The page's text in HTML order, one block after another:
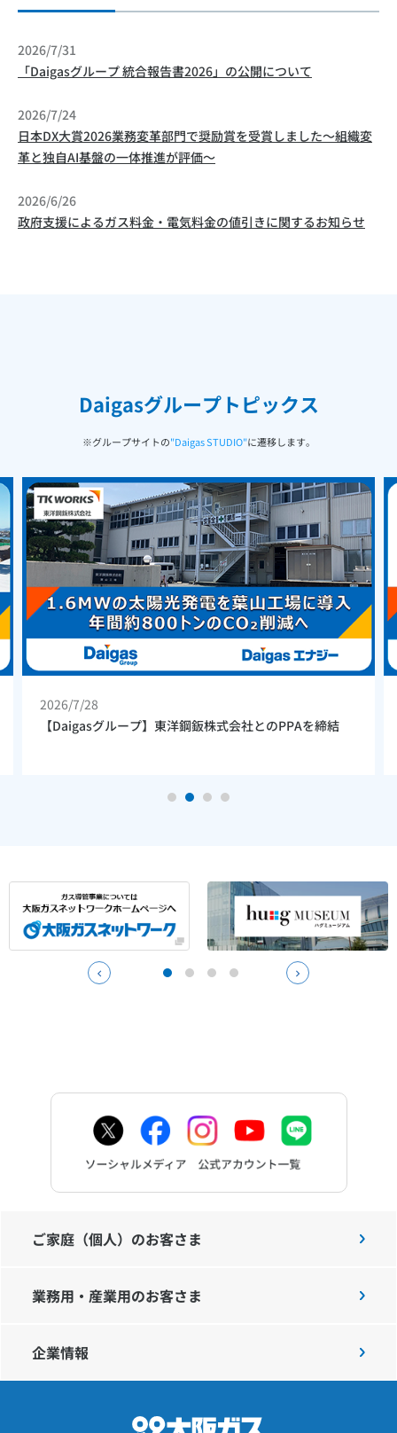
2026/7/31
「Daigasグループ 統合報告書2026」の公開について
2026/7/24
日本DX大賞2026業務変革部門で奨励賞を受賞しました～組織変
革と独自AI基盤の一体推進が評価～
2026/6/26
政府支援によるガス料金・電気料金の値引きに関するお知らせ
Daigasグループトピックス
※グループサイトの"Daigas STUDIO"に遷移します。
2026/7/28
【Daigasグループ】東洋鋼鈑株式会社とのPPAを締結
ご家庭（個人）のお客さま
業務用・産業用のお客さま
企業情報